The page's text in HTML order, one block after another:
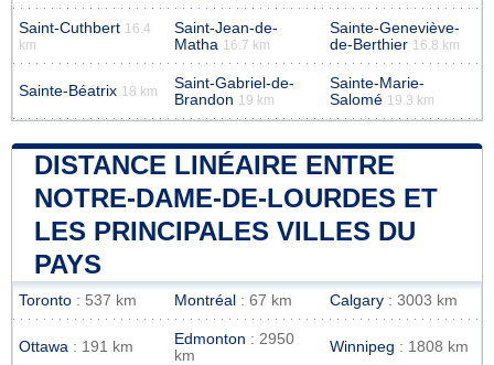
Saint-Cuthbert 16.4
km
Saint-Jean-de-
Matha 16.7 km
Sainte-Geneviève-
de-Berthier 16.8 km
Sainte-Béatrix 18 km
Saint-Gabriel-de-
Brandon 19 km
Sainte-Marie-
Salomé 19.3 km
DISTANCE LINÉAIRE ENTRE
NOTRE-DAME-DE-LOURDES ET
LES PRINCIPALES VILLES DU
PAYS
Toronto : 537 km Montréal : 67 km Calgary : 3003 km
Ottawa : 191 km Edmonton : 2950
km
Winnipeg : 1808 km